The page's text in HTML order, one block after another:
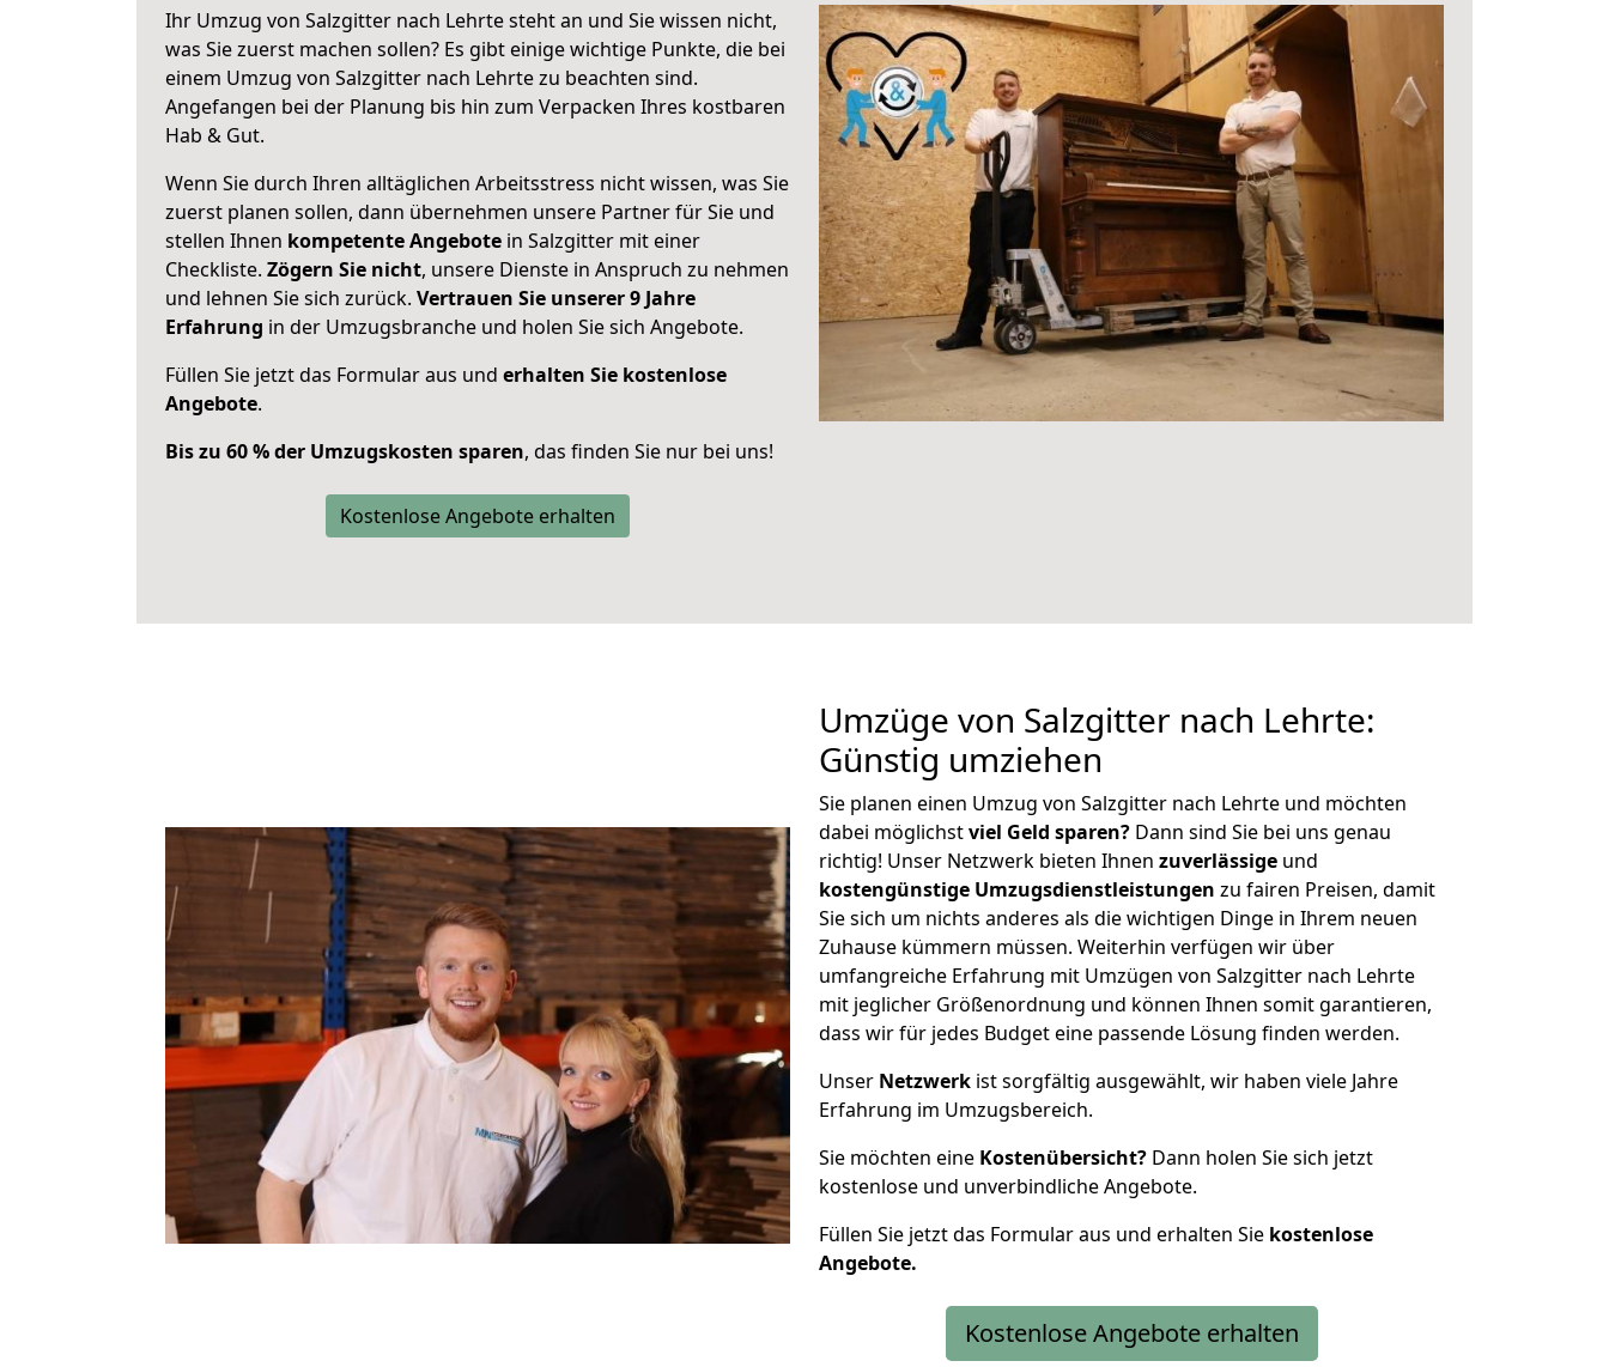
Ihr Umzug von Salzgitter nach Lehrte steht an und Sie wissen nicht,
was Sie zuerst machen sollen? Es gibt einige wichtige Punkte, die bei
einem Umzug von Salzgitter nach Lehrte zu beachten sind.
Angefangen bei der Planung bis hin zum Verpacken Ihres kostbaren
Hab & Gut.
Wenn Sie durch Ihren alltäglichen Arbeitsstress nicht wissen, was Sie
zuerst planen sollen, dann übernehmen unsere Partner für Sie und
stellen Ihnen kompetente Angebote in Salzgitter mit einer
Checkliste. Zögern Sie nicht, unsere Dienste in Anspruch zu nehmen
und lehnen Sie sich zurück. Vertrauen Sie unserer 9 Jahre
Erfahrung in der Umzugsbranche und holen Sie sich Angebote.
Füllen Sie jetzt das Formular aus und erhalten Sie kostenlose
Angebote.
Bis zu 60 % der Umzugskosten sparen, das finden Sie nur bei uns!
Kostenlose Angebote erhalten
Umzüge von Salzgitter nach Lehrte:
Günstig umziehen
Sie planen einen Umzug von Salzgitter nach Lehrte und möchten
dabei möglichstviel Geld sparen? Dann sind Sie bei uns genau
richtig! Unser Netzwerk bieten Ihnen zuverlässige und
kostengünstige Umzugsdienstleistungen zu fairen Preisen, damit
Sie sich um nichts anderes als die wichtigen Dinge in Ihrem neuen
Zuhause kümmern müssen. Weiterhin verfügen wir über
umfangreiche Erfahrung mit Umzügen von Salzgitter nach Lehrte
mit jeglicher Größenordnung und können Ihnen somit garantieren,
dass wir für jedes Budget eine passende Lösung finden werden.
Unser Netzwerk ist sorgfältig ausgewählt, wir haben viele Jahre
Erfahrung im Umzugsbereich.
Sie möchten eine Kostenübersicht? Dann holen Sie sich jetzt
kostenlose und unverbindliche Angebote.
Füllen Sie jetzt das Formular aus und erhalten Sie kostenlose
Angebote.
Kostenlose Angebote erhalten